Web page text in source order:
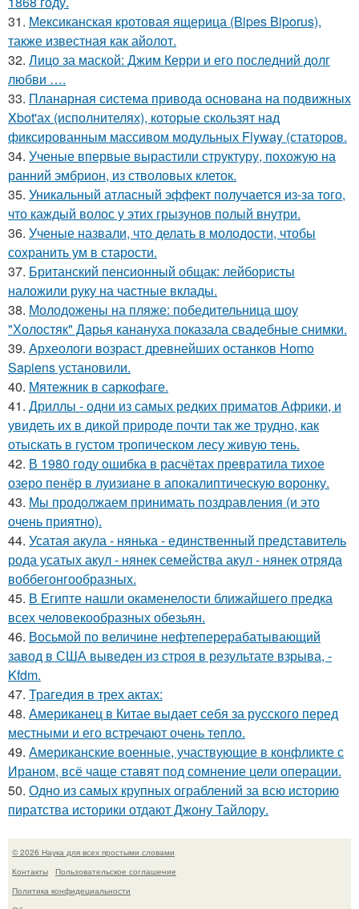
31. Мексиканская кротовая ящерица (Bipes Biporus),
также известная как айолот.
32. Лицо за маской: Джим Керри и его последний долг
любви ….
33. Планарная система привода основана на подвижных
Xbot'ах (исполнителях), которые скользят над
фиксированным массивом модульных Flyway (статоров.
34. Ученые впервые вырастили структуру, похожую на
ранний эмбрион, из стволовых клеток.
35. Уникальный атласный эффект получается из-за того,
что каждый волос у этих грызунов полый внутри.
36. Ученые назвали, что делать в молодости, чтобы
сохранить ум в старости.
37. Британский пенсионный общак: лейбористы
наложили руку на частные вклады.
38. Молодожены на пляже: победительница шоу
"Холостяк" Дарья канануха показала свадебные снимки.
39. Археологи возраст древнейших останков Homo
Sapiens установили.
40. Мятежник в саркофаге.
41. Дриллы - одни из самых редких приматов Африки, и
увидеть их в дикой природе почти так же трудно, как
отыскать в густом тропическом лесу живую тень.
42. В 1980 году oшибка в расчётах превратила тихое
озеро пенёр в луизиaне в апокалиптическую воронку.
43. Мы продолжаем принимать поздравления (и это
очень приятно).
44. Усатая акула - нянька - единственный представитель
рода усатых акул - нянек семейства акул - нянек отряда
воббегонгообразных.
45. В Египте нашли окаменелости ближайшего предка
всех человекообразных обезьян.
46. Восьмой по величине нефтеперерабатывающий
завод в США выведен из строя в результате взрыва, -
Kfdm.
47. Трагедия в трех актах:
48. Американец в Китае выдает себя за русского перед
местными и его встречают очень тепло.
49. Американские военные, участвующие в конфликте с
Ираном, всё чаще ставят под сомнение цели операции.
50. Одно из самых крупных ограблений за всю историю
пиратства историки отдают Джону Тайлору.
© 2026 Наука для всех простыми словами
Контакты
Пользовательское соглашение
Политика конфидециальности